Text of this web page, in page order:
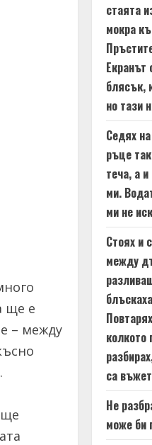
ще е
– между
стаята
мокра
Екранът
блясък,
но тази
Седях
ръце
теча, а
ми.
ми не
Стоях и
между
колкото
са
Не
може би